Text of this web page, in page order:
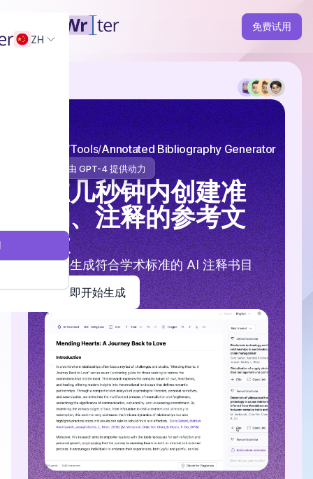
免费试用
ZH
Tools Annotated Bibliography Generator
由 GPT-4 提供动力
在几秒钟内创建准
确、注释的参考文
献
轻松生成符合学术标准的 AI 注释书目
立即开始生成